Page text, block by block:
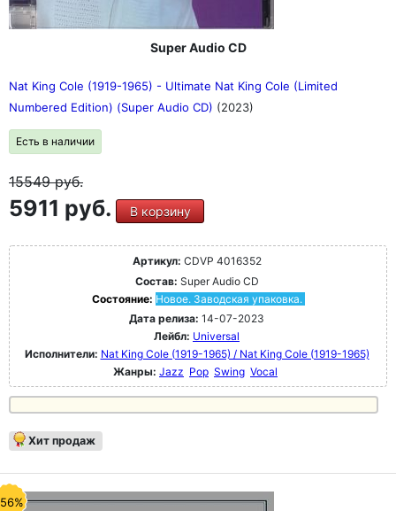
Super Audio CD
Nat King Cole (1919-1965) - Ultimate Nat King Cole (Limited
Numbered Edition) (Super Audio CD) (2023)
Есть в наличии
15549руб.
5911 руб. В корзину
Артикул: CDVP 4016352
Состав: Super Audio CD
Состояние: Новое. Заводская упаковка.
Дата релиза: 14-07-2023
Лейбл: Universal
Исполнители: Nat King Cole (1919-1965) / Nat King Cole (1919-1965)
Жанры: Jazz Pop Swing Vocal
Хит продаж